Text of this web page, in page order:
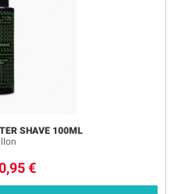
SHAVE 100ML
€